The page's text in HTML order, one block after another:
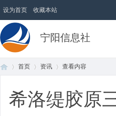
设为首页 收藏本站
宁阳信息社
首页 资讯 查看内容
希洛缇胶原